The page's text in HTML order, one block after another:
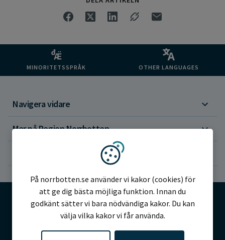
MINORITETSSPRÅK OTHER LANGUAGES
Navigera vidare
Mer på Region Norrbotten
Vi använder kakor
På norrbotten.se använder vi kakor (cookies) för
att ge dig bästa möjliga funktion. Innan du
godkänt sätter vi bara nödvändiga kakor. Du kan
välja vilka kakor vi får använda.